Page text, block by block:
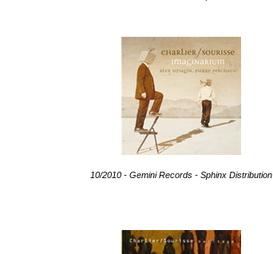
10/2010 - Gemini Records - Sphinx Distribution